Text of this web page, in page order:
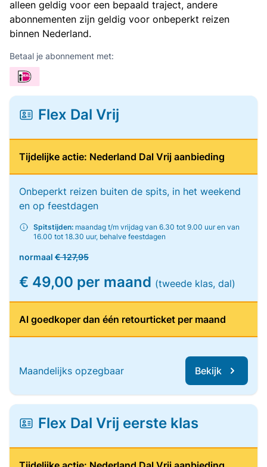
alleen geldig voor een bepaald traject, andere
abonnementen zijn geldig voor onbeperkt reizen
binnen Nederland.
Betaal je abonnement met:
Flex Dal Vrij
Tijdelijke actie: Nederland Dal Vrij aanbieding
Onbeperkt reizen buiten de spits, in het weekend
en op feestdagen
Spitstijden: maandag t/m vrijdag van 6.30 tot 9.00 uur en van
16.00 tot 18.30 uur, behalve feestdagen
normaal € 127,95
€ 49,00 per maand (tweede klas, dal)
Al goedkoper dan één retourticket per maand
Maandelijks opzegbaar Bekijk
Flex Dal Vrij eerste klas